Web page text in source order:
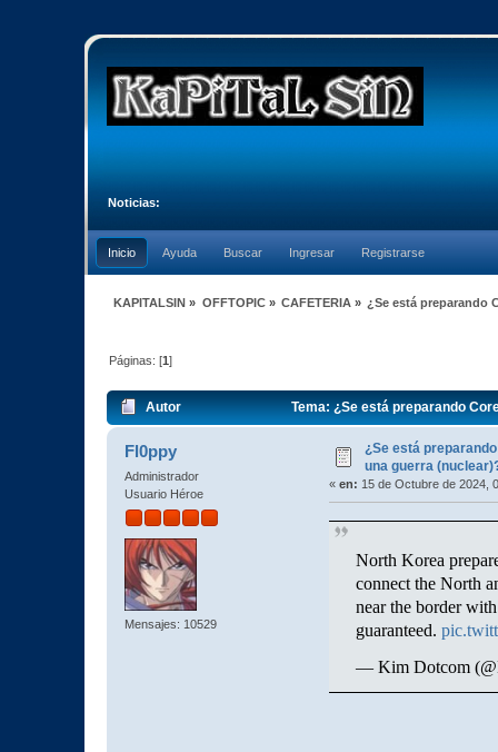
Noticias:
Inicio Ayuda Buscar Ingresar Registrarse
KAPITALSIN » OFFTOPIC» CAFETERIA» ¿Se está preparando
Páginas: [1]
Autor Tema: ¿Se está preparando
Fl0ppy
Administrador
Usuario Héroe
Mensajes: 10529
¿Se está
una guerra
« en: 15 de Octubre de 2024,
North Korea
connect the North
near the border
guaranteed.
— Kim Dotcom